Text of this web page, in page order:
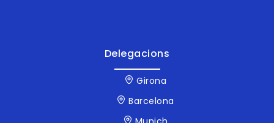
Delegacions
Girona
Barcelona